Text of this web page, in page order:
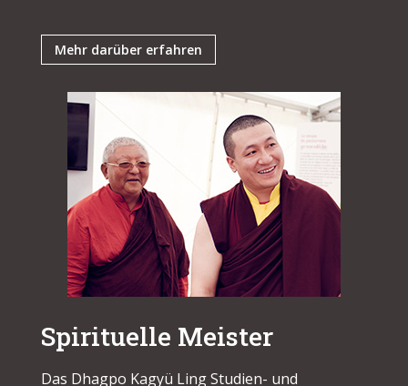
Mehr darüber erfahren
Spirituelle Meister
Das Dhagpo Kagyü Ling Studien- und